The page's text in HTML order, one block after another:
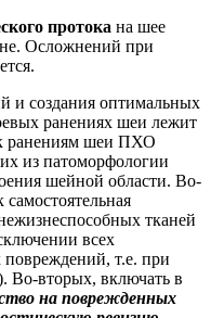
протока на шее
Осложнений при
и создания оптимальных
ранениях шеи лежит
ранениям шеи ПХО
из патоморфологии
шейной области. Во-
тканей
всех
т.е. при
Во-вторых, включать в
на поврежденных